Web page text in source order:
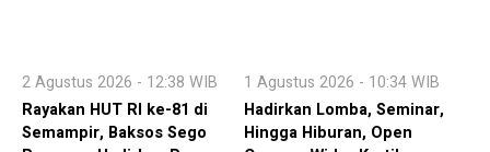
2 Agustus 2026 - 12:38 WIB
Rayakan HUT RI ke-81 di
Semampir, Baksos Sego
1 Agustus 2026 - 10:34 WIB
Hadirkan Lomba, Seminar,
Hingga Hiburan, Open